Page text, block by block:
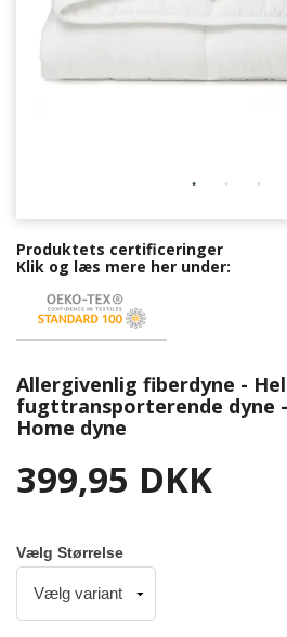
Produktets certificeringer
Klik og læs mere her under:
Allergivenlig fiberdyne -
fugttransporterende dyne
Home dyne
399,95 DKK
Vælg Størrelse